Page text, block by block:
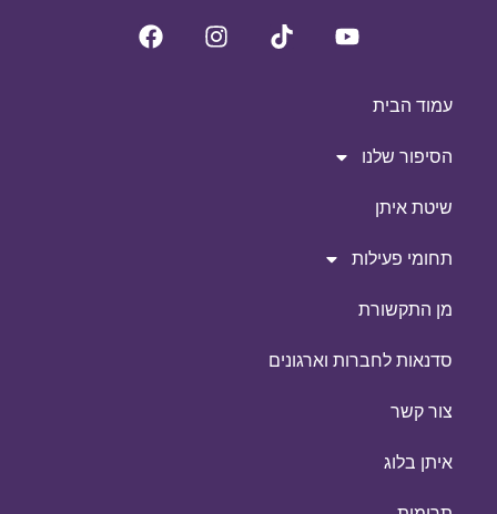
עמוד הבית
הסיפור שלנו
שיטת איתן
תחומי פעילות
מן התקשורת
סדנאות לחברות וארגונים
צור קשר
איתן בלוג